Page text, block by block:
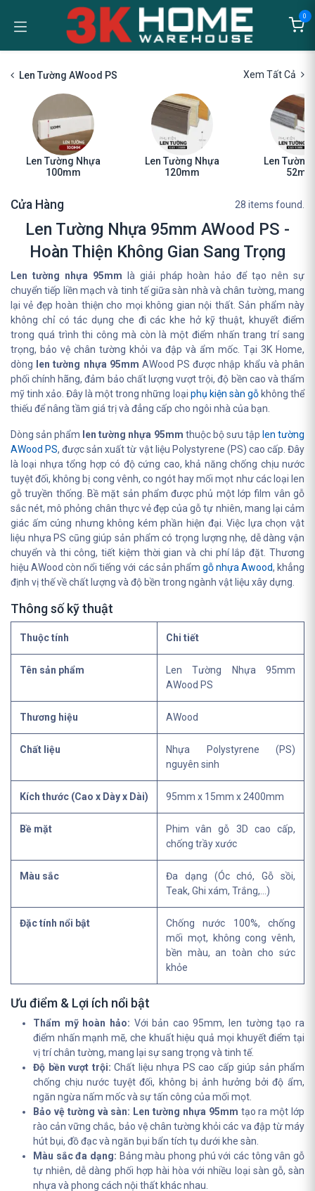
Bỏ qua để đến Nội dung
0
Len Tường AWood PS Xem Tất Cả
Len Tường Nhựa
100mm
Len Tường Nhựa
120mm
Len Tường
52mm
Cửa Hàng 28 items found.
Len Tường Nhựa 95mm AWood PS -
Hoàn Thiện Không Gian Sang Trọng
Len tường nhựa 95mm là giải pháp hoàn hảo để tạo nên sự
chuyển tiếp liền mạch và tinh tế giữa sàn nhà và chân tường, mang
lại vẻ đẹp hoàn thiện cho mọi không gian nội thất. Sản phẩm này
không chỉ có tác dụng che đi các khe hở kỹ thuật, khuyết điểm
trong quá trình thi công mà còn là một điểm nhấn trang trí sang
trọng, bảo vệ chân tường khỏi va đập và ẩm mốc. Tại 3K Home,
dòng
len tường nhựa 95mm AWood PS được nhập khẩu và phân
phối chính hãng, đảm bảo chất lượng vượt trội, độ bền cao và thẩm
mỹ tinh xảo. Đây là một trong những loại phụ kiện sàn gỗkhông thể
thiếu để nâng tầm giá trị và đẳng cấp cho ngôi nhà của bạn.
Dòng sản phẩm len tường nhựa 95mm thuộc bộ sưu tập len tường
AWood PS, được sản xuất từ vật liệu Polystyrene (PS) cao cấp. Đây
là loại nhựa tổng hợp có độ cứng cao, khả năng chống chịu nước
tuyệt đối, không bị cong vênh, co ngót hay mối mọt như các loại len
gỗ truyền thống. Bề mặt sản phẩm được phủ một lớp film vân gỗ
sắc nét, mô phỏng chân thực vẻ đẹp của gỗ tự nhiên, mang lại cảm
giác ấm cúng nhưng không kém phần hiện đại. Việc lựa chọn vật
liệu nhựa PS cũng giúp sản phẩm có trọng lượng nhẹ, dễ dàng vận
chuyển và thi công, tiết kiệm thời gian và chi phí lắp đặt. Thương
hiệu AWood còn nổi tiếng với các sản phẩm gỗ nhựa Awood, khẳng
định vị thế về chất lượng và độ bền trong ngành vật liệu xây dựng.
Thông số kỹ thuật
Thuộc tính Chi tiết
Tên sản phẩm
Len Tường Nhựa 95mm
AWood PS
Thương hiệu AWood
Chất liệu
Nhựa Polystyrene (PS)
nguyên sinh
Kích thước (Cao x Dày x Dài) 95mm x 15mm x 2400mm
Bề mặt
Phim vân gỗ 3D cao cấp,
chống trầy xước
Màu sắc
Đa dạng (Óc chó, Gỗ sồi,
Teak, Ghi xám, Trắng,...)
Đặc tính nổi bật
Chống nước 100%, chống
mối mọt, không cong vênh,
bền màu, an toàn cho sức
khỏe
Ưu điểm & Lợi ích nổi bật
Thẩm mỹ hoàn hảo: Với bản cao 95mm, len tường tạo ra
điểm nhấn mạnh mẽ, che khuất hiệu quả mọi khuyết điểm tại
vị trí chân tường, mang lại sự sang trọng và tinh tế.
Độ bền vượt trội: Chất liệu nhựa PS cao cấp giúp sản phẩm
chống chịu nước tuyệt đối, không bị ảnh hưởng bởi độ ẩm,
ngăn ngừa nấm mốc và sự tấn công của mối mọt.
Bảo vệ tường và sàn: Len tường nhựa 95mm tạo ra một lớp
rào cản vững chắc, bảo vệ chân tường khỏi các va đập từ máy
hút bụi, đồ đạc và ngăn bụi bẩn tích tụ dưới khe sàn.
Màu sắc đa dạng: Bảng màu phong phú với các tông vân gỗ
tự nhiên, dễ dàng phối hợp hài hòa với nhiều loại sàn gỗ, sàn
nhựa và phong cách nội thất khác nhau.